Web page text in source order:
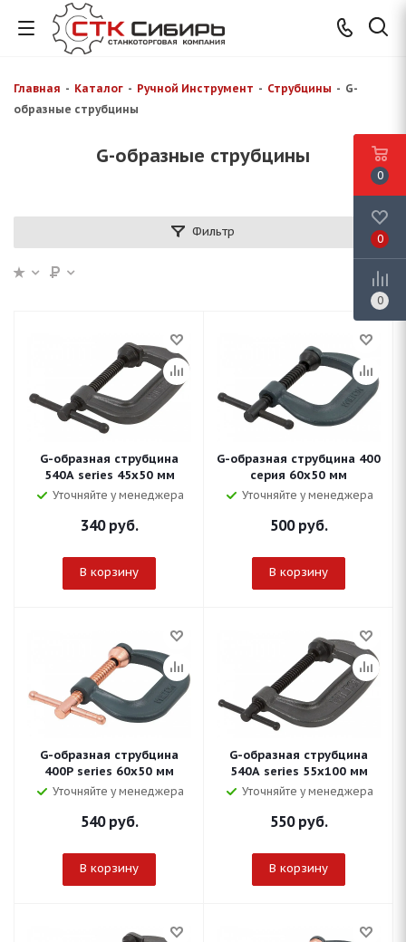
Главная - Каталог - Ручной Инструмент - Струбцины - G-
образные струбцины
G-образные струбцины
Фильтр
G-образная струбцина
540A series 45х50 мм
Уточняйте у менеджера
340руб.
В корзину
G-образная струбцина 400
серия 60х50 мм
Уточняйте у менеджера
500руб.
В корзину
G-образная струбцина
400P series 60х50 мм
Уточняйте у менеджера
540руб.
В корзину
G-образная струбцина
540A series 55х100 мм
Уточняйте у менеджера
550руб.
В корзину
0
0
0